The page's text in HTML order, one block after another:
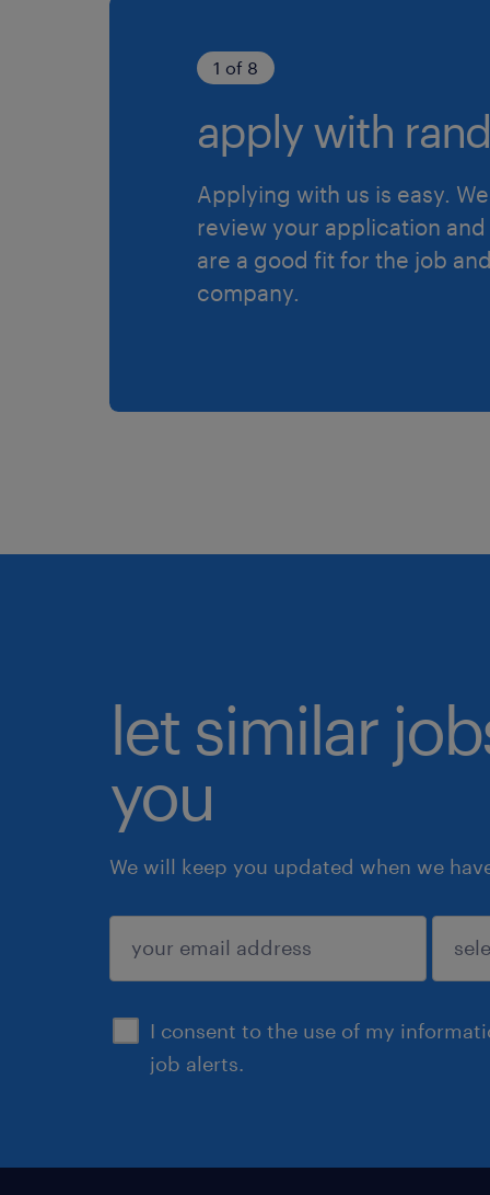
1 of 8
apply with
Applying with us is easy.
review your application and
are a good fit for the job
company.
let similar
you
We will keep you updated when we
I consent to the use of my
job alerts.
submit